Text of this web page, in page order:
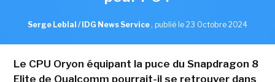
Serge Leblal / IDG News Service , publié le 23 Octobre 2024
Le CPU Oryon équipant la puce du Snapdragon 8
Elite de Qualcomm pourrait-il se retrouver dans